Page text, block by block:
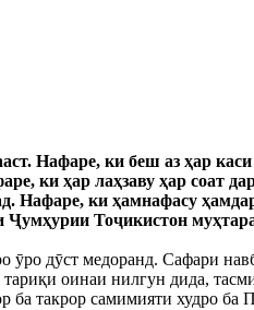
Нафаре, ки беш аз ҳар
ки ҳар лаҳзаву ҳар соат
Нафаре, ки ҳамнафасу
Ҷумҳурии Тоҷикистон
ӯро дӯст медоранд. Сафари
оинаи нилгун дида,
ба такрор самимияти худро